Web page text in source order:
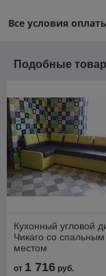
Все условия
Подобные
Кухонный угловой
Чикаго со спальным
местом
от 1 716 руб.